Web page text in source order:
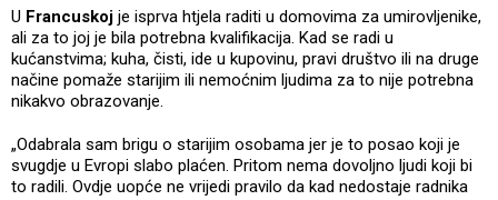
U Francuskoj je isprva htjela raditi u domovima za umirovljenike,
ali za to joj je bila potrebna kvalifikacija. Kad se radi u
kućanstvima; kuha, čisti, ide u kupovinu, pravi društvo ili na druge
načine pomaže starijim ili nemoćnim ljudima za to nije potrebna
nikakvo obrazovanje.
„Odabrala sam brigu o starijim osobama jer je to posao koji je
svugdje u Evropi slabo plaćen. Pritom nema dovoljno ljudi koji bi
to radili. Ovdje uopće ne vrijedi pravilo da kad nedostaje radnika